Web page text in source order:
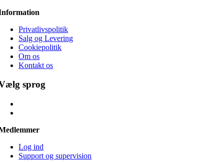
Privatlivspolitik
Salg og Levering
Cookiepolitik
Om os
Kontakt os
sprog
Log ind
Support og supervision